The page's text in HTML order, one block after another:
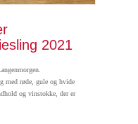
2021
med røde, gule og hvide
og vinstokke, der er